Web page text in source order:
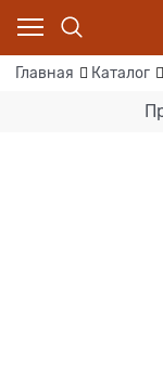
Главная Каталог